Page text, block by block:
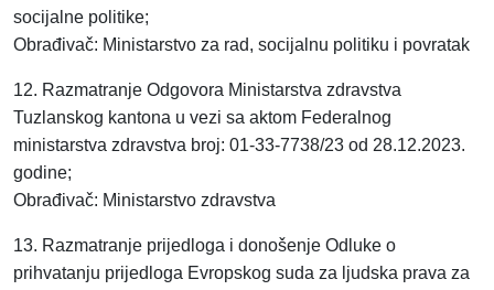
socijalne politike;
Obrađivač: Ministarstvo za rad, socijalnu politiku i povratak
12. Razmatranje Odgovora Ministarstva zdravstva
Tuzlanskog kantona u vezi sa aktom Federalnog
ministarstva zdravstva broj: 01-33-7738/23 od 28.12.2023.
godine;
Obrađivač: Ministarstvo zdravstva
13. Razmatranje prijedloga i donošenje Odluke o
prihvatanju prijedloga Evropskog suda za ljudska prava za